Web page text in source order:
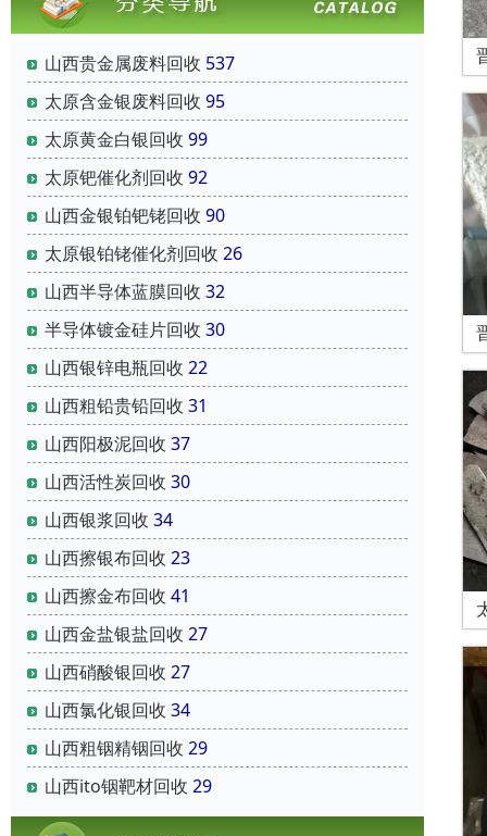
山西贵金属废料回收 537
太原含金银废料回收 95
太原黄金白银回收 99
太原钯催化剂回收 92
山西金银铂钯铑回收 90
太原银铂铑催化剂回收 26
山西半导体蓝膜回收 32
半导体镀金硅片回收 30
山西银锌电瓶回收 22
山西粗铅贵铅回收 31
山西阳极泥回收 37
山西活性炭回收 30
山西银浆回收 34
山西擦银布回收 23
山西擦金布回收 41
山西金盐银盐回收 27
山西硝酸银回收 27
山西氯化银回收 34
山西粗铟精铟回收 29
山西ito铟靶材回收 29